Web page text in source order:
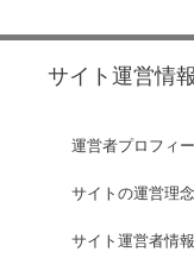
サイト運営情報
運営者プロフィ
サイトの運営理念
サイト運営者情報